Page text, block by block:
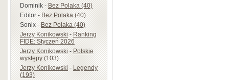
Dominik-Bez Polaka (40)
Editor-Bez Polaka (40)
Sonix-Bez Polaka (40)
Jerzy Konikowski-Ranking
FIDE: Styczeń 2026
Jerzy Konikowski-Polskie
występy (103)
Jerzy Konikowski-Legendy
(193)